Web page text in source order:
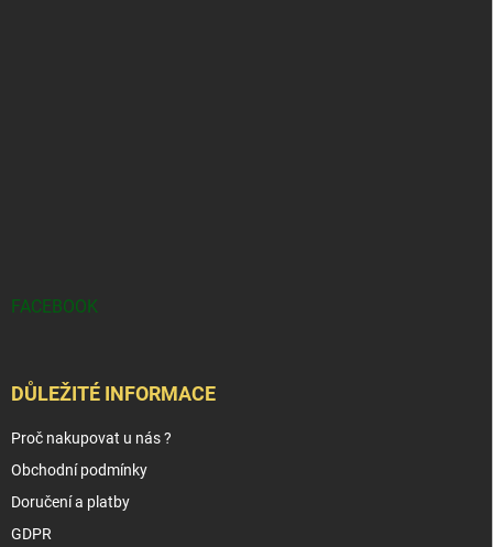
FACEBOOK
DŮLEŽITÉ INFORMACE
Proč nakupovat u nás ?
Obchodní podmínky
Doručení a platby
GDPR